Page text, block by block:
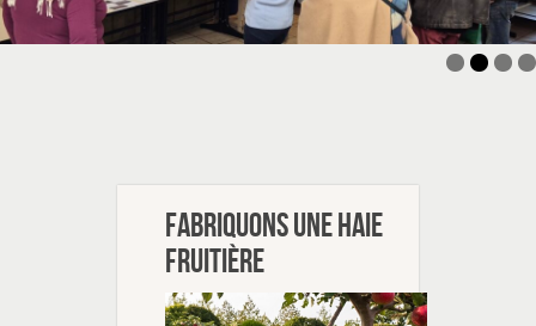
Fabriquons une haie
fruitière